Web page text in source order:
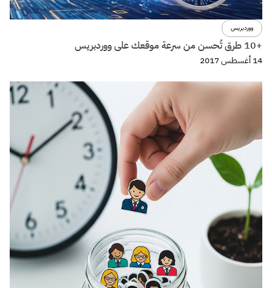
ووردبريس
+10 طرق تُحسن من سرعة موقعك على ووردبريس
14 أغسطس 2017